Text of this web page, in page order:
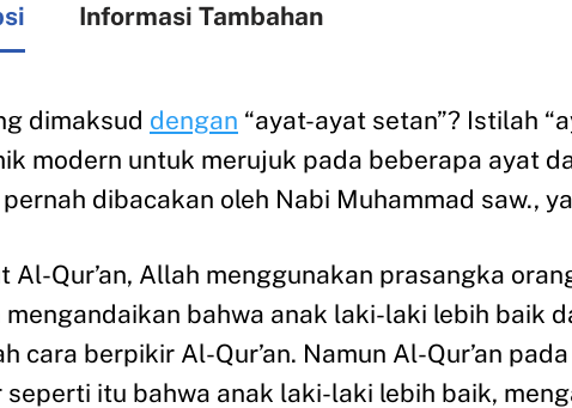
Informasi Tambahan
dimaksud dengan “ayat-ayat setan”? Istilah
modern untuk merujuk pada beberapa ayat
dibacakan oleh Nabi Muhammad saw.,
Al-Qur’an, Allah menggunakan prasangka
mengandaikan bahwa anak laki-laki lebih baik
cara berpikir Al-Qur’an. Namun Al-Qur’an
itu bahwa anak laki-laki lebih baik,